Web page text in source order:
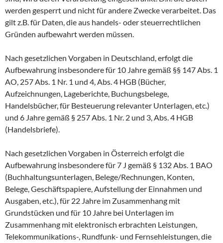
werden gesperrt und nicht für andere Zwecke verarbeitet. Das
gilt z.B. für Daten, die aus handels- oder steuerrechtlichen
Gründen aufbewahrt werden müssen.
Nach gesetzlichen Vorgaben in Deutschland, erfolgt die
Aufbewahrung insbesondere für 10 Jahre gemäß §§ 147 Abs. 1
AO, 257 Abs. 1 Nr. 1 und 4, Abs. 4 HGB (Bücher,
Aufzeichnungen, Lageberichte, Buchungsbelege,
Handelsbücher, für Besteuerung relevanter Unterlagen, etc.)
und 6 Jahre gemäß § 257 Abs. 1 Nr. 2 und 3, Abs. 4 HGB
(Handelsbriefe).
Nach gesetzlichen Vorgaben in Österreich erfolgt die
Aufbewahrung insbesondere für 7 J gemäß § 132 Abs. 1 BAO
(Buchhaltungsunterlagen, Belege/Rechnungen, Konten,
Belege, Geschäftspapiere, Aufstellung der Einnahmen und
Ausgaben, etc.), für 22 Jahre im Zusammenhang mit
Grundstücken und für 10 Jahre bei Unterlagen im
Zusammenhang mit elektronisch erbrachten Leistungen,
Telekommunikations-, Rundfunk- und Fernsehleistungen, die